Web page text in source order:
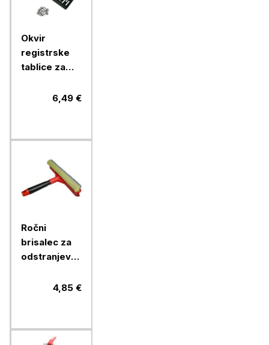
Okvir
registrske
tablice za
+ vijaki)6,49 €
Ročni
brisalec za
odstranjevanje
4,85 €